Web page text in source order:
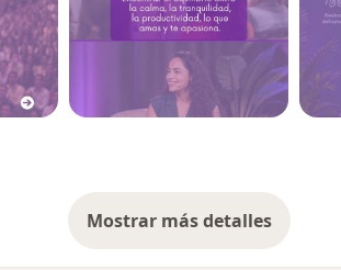
Mostrar más detalles
sobre la experiencia